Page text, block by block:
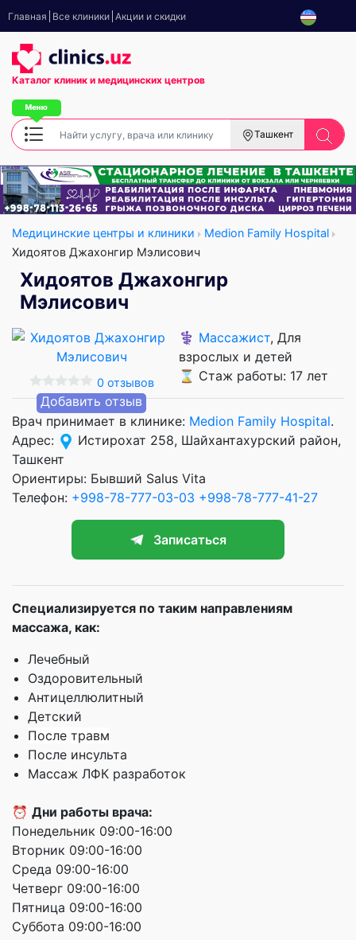
Главная Все клиники Акции и скидки
Каталог клиник и медицинских центров
Ташкент
Медицинские центры и клиники
Medion Family Hospital
Хидоятов Джахонгир Мэлисович
Хидоятов Джахонгир
Мэлисович
0 отзывов
Добавить отзыв
⚕️ Массажист, Для
взрослых и детей
⌛ Стаж работы: 17 лет
Врач принимает в клинике: Medion Family Hospital.
Адрес:
Истирохат 258, Шайхантахурский район,
Ташкент
Ориентиры: Бывший Salus Vita
Телефон: +998-78-777-03-03 +998-78-777-41-27
Записаться
Специализируется по таким направлениям
массажа, как:
Лечебный
Оздоровительный
Антицеллюлитный
Детский
После травм
После инсульта
Массаж ЛФК разработок
⏰ Дни работы врача:
Понедельник 09:00-16:00
Вторник 09:00-16:00
Среда 09:00-16:00
Четверг 09:00-16:00
Пятница 09:00-16:00
Суббота 09:00-16:00